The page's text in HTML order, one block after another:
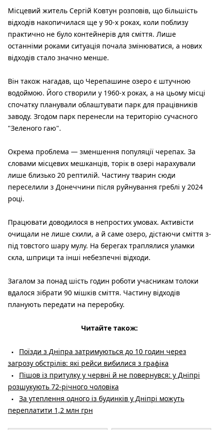
Місцевий житель Сергій Ковтун розповів, що більшість
відходів накопичилася ще у 90-х роках, коли поблизу
практично не було контейнерів для сміття. Лише
останніми роками ситуація почала змінюватися, а нових
відходів стало значно менше.
Він також нагадав, що Черепашине озеро є штучною
водоймою. Його створили у 1960-х роках, а на цьому місці
спочатку планували облаштувати парк для працівників
заводу. Згодом парк перенесли на територію сучасного
"Зеленого гаю".
Окрема проблема — зменшення популяції черепах. За
словами місцевих мешканців, торік в озері нарахували
лише близько 20 рептилій. Частину тварин сюди
переселили з Донеччини після руйнування греблі у 2024
році.
Працювати доводилося в непростих умовах. Активісти
очищали не лише схили, а й саме озеро, дістаючи сміття з-
під товстого шару мулу. На берегах траплялися уламки
скла, шприци та інші небезпечні відходи.
Загалом за понад шість годин роботи учасникам толоки
вдалося зібрати 90 мішків сміття. Частину відходів
планують передати на переробку.
Читайте також:
Поїзди з Дніпра затримуються до 10 годин через
загрозу обстрілів: які рейси вибилися з графіка
Пішов із притулку у червні й не повернувся: у Дніпрі
розшукують 72-річного чоловіка
За утеплення одного із будинків у Дніпрі можуть
переплатити 1,2 млн грн